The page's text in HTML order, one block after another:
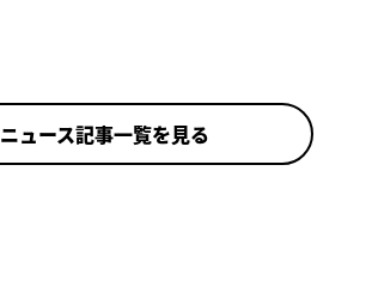
ニュース記事一覧を見る